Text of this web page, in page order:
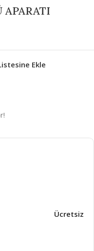
APARATI
Ekle
Ücretsiz